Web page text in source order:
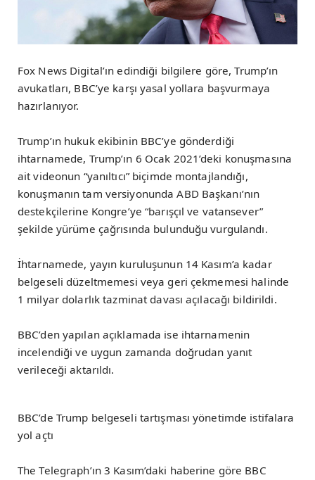
Fox News Digital’ın edindiği bilgilere göre, Trump’ın
avukatları, BBC’ye karşı yasal yollara başvurmaya
hazırlanıyor.
Trump’ın hukuk ekibinin BBC’ye gönderdiği
ihtarnamede, Trump’ın 6 Ocak 2021’deki konuşmasına
ait videonun “yanıltıcı” biçimde montajlandığı,
konuşmanın tam versiyonunda ABD Başkanı’nın
destekçilerine Kongre’ye “barışçıl ve vatansever”
şekilde yürüme çağrısında bulunduğu vurgulandı.
İhtarnamede, yayın kuruluşunun 14 Kasım’a kadar
belgeseli düzeltmemesi veya geri çekmemesi halinde
1 milyar dolarlık tazminat davası açılacağı bildirildi.
BBC’den yapılan açıklamada ise ihtarnamenin
incelendiği ve uygun zamanda doğrudan yanıt
verileceği aktarıldı.
BBC’de Trump belgeseli tartışması yönetimde istifalara
yol açtı
The Telegraph’ın 3 Kasım’daki haberine göre BBC